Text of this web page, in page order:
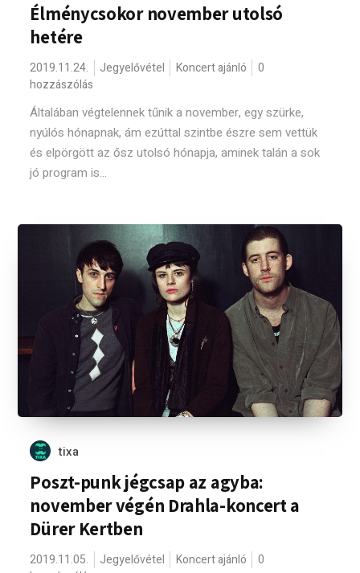
Élménycsokor november utolsó
hetére
2019.11.24. Jegyelővétel Koncert ajánló
0
hozzászólás
Általában végtelennek tűnik a november, egy szürke,
nyúlós hónapnak, ám ezúttal szintbe észre sem vettük
és elpörgött az ősz utolsó hónapja, aminek talán a sok
jó program is...
tixa
Poszt-punk jégcsap az agyba:
november végén Drahla-koncert a
Dürer Kertben
2019.11.05. Jegyelővétel Koncert ajánló
0